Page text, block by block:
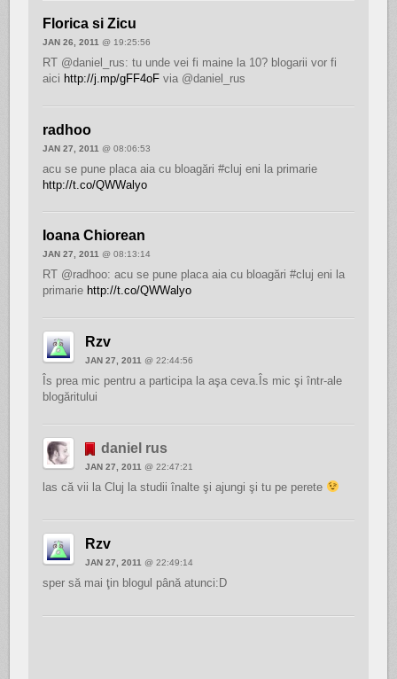
Florica si Zicu
JAN 26, 2011@ 19:25:56
RT @daniel_rus: tu unde vei fi maine la 10? blogarii vor fi
aici http://j.mp/gFF4oFvia @daniel_rus
radhoo
JAN 27, 2011 @ 08:06:53
acu se pune placa aia cu bloagări #cluj eni la primarie
http://t.co/QWWalyo
Ioana Chiorean
JAN 27, 2011@ 08:13:14
RT @radhoo: acu se pune placa aia cu bloagări #cluj eni la
primarie http://t.co/QWWalyo
Rzv
JAN 27, 2011 @ 22:44:56
Îs prea mic pentru a participa la aşa ceva.Îs mic şi într-ale
blogăritului
daniel rus
JAN 27, 2011 @ 22:47:21
las că vii la Cluj la studii înalte şi ajungi şi tu pe perete
Rzv
JAN 27, 2011 @ 22:49:14
sper să mai ţin blogul până atunci:D